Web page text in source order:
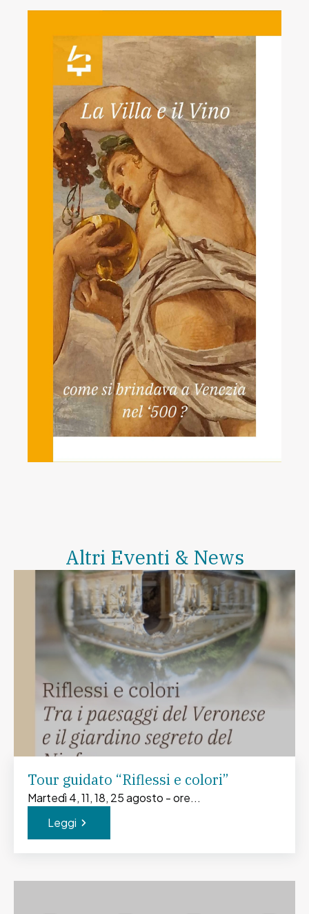
Altri Eventi & News
Tour guidato “Riflessi e colori”
Martedì 4, 11, 18, 25 agosto - ore...
Leggi